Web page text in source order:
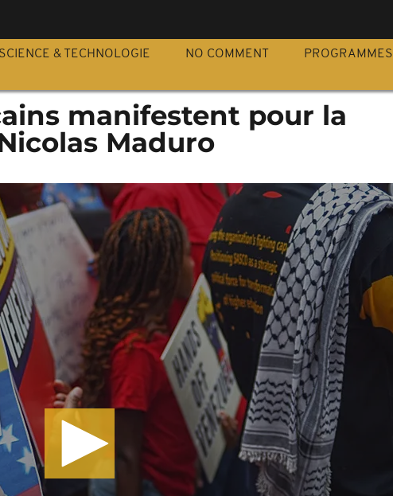
SCIENCE & TECHNOLOGIE NO COMMENT PROGRAMMES
manifestent pour la
Maduro